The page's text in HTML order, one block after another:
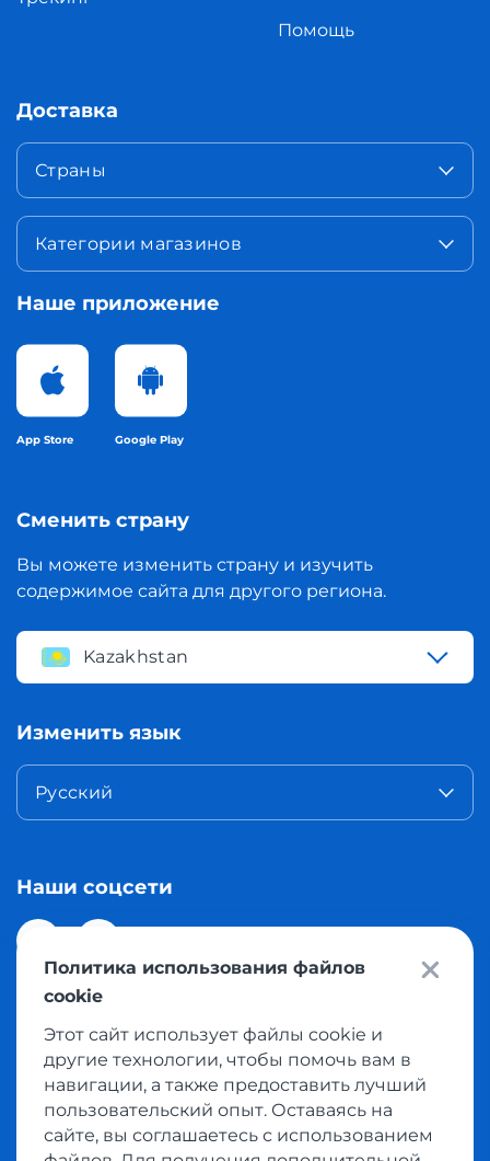
Помощь
Доставка
Страны
Категории магазинов
Наше приложение
App Store Google Play
Сменить страну
Вы можете изменить страну и изучить
содержимое сайта для другого региона.
Kazakhstan
Изменить язык
Русский
Наши соцсети
© 2026 Meest Shopping доставка покупок с интернет
магазинов мира в Казахстан. Все права защищены
Политика конфиденциальности
Политика использования файлов
cookie
Этот сайт использует файлы cookie и
другие технологии, чтобы помочь вам в
навигации, а также предоставить лучший
пользовательский опыт. Оставаясь на
сайте, вы соглашаетесь с использованием